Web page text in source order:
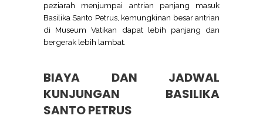
peziarah menjumpai antrian panjang masuk
Basilika Santo Petrus, kemungkinan besar antrian
di Museum Vatikan dapat lebih panjang dan
bergerak lebih lambat.
BIAYA DAN JADWAL
KUNJUNGAN BASILIKA
SANTO PETRUS